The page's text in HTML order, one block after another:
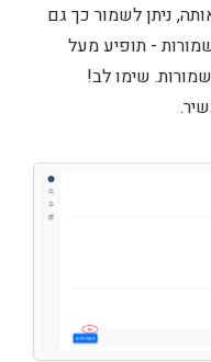
ניתן לשמור כך גם
- תופיע מעל
שימו לב!